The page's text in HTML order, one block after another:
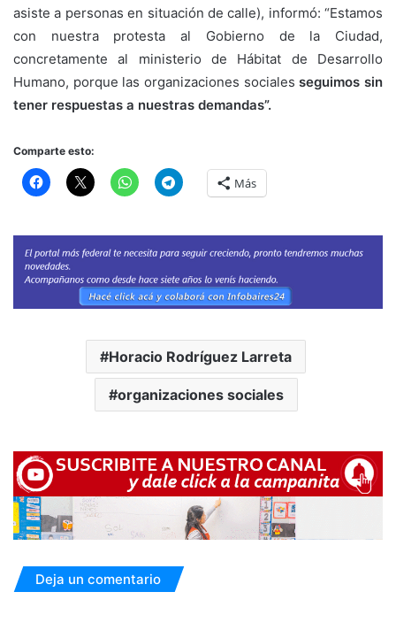
asiste a personas en situación de calle), informó: “Estamos
con nuestra protesta al Gobierno de la Ciudad,
concretamente al ministerio de Hábitat de Desarrollo
Humano, porque las organizaciones sociales seguimos sin
tener respuestas a nuestras demandas”.
Comparte esto:
Más
Horacio Rodríguez Larreta
organizaciones sociales
Deja un comentario